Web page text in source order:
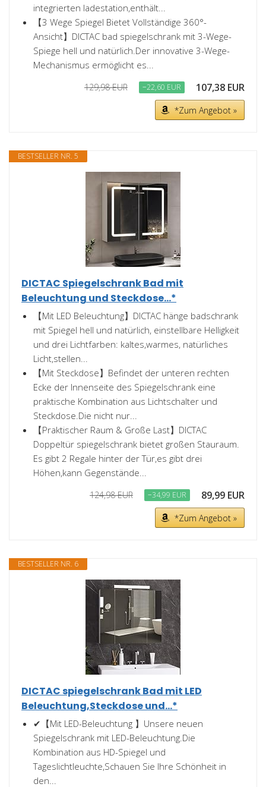
integrierten ladestation,enthält...
【3 Wege Spiegel Bietet Vollständige 360°-
Ansicht】DICTAC bad spiegelschrank mit 3-Wege-
Spiege hell und natürlich.Der innovative 3-Wege-
Mechanismus ermöglicht es...
129,98 EUR −22,60 EUR 107,38 EUR
*Zum Angebot »
BESTSELLER NR. 5
DICTAC Spiegelschrank Bad mit
Beleuchtung und Steckdose...*
【Mit LED Beleuchtung】DICTAC hänge badschrank
mit Spiegel hell und natürlich, einstellbare Helligkeit
und drei Lichtfarben: kaltes,warmes, natürliches
Licht,stellen...
【Mit Steckdose】Befindet der unteren rechten
Ecke der Innenseite des Spiegelschrank eine
praktische Kombination aus Lichtschalter und
Steckdose.Die nicht nur...
【Praktischer Raum & Große Last】DICTAC
Doppeltür spiegelschrank bietet großen Stauraum.
Es gibt 2 Regale hinter der Tür,es gibt drei
Höhen,kann Gegenstände...
124,98 EUR −34,99 EUR 89,99 EUR
*Zum Angebot »
BESTSELLER NR. 6
DICTAC spiegelschrank Bad mit LED
Beleuchtung,Steckdose und...*
✔【Mit LED-Beleuchtung 】Unsere neuen
Spiegelschrank mit LED-Beleuchtung.Die
Kombination aus HD-Spiegel und
Tageslichtleuchte,Schauen Sie Ihre Schönheit in
den...